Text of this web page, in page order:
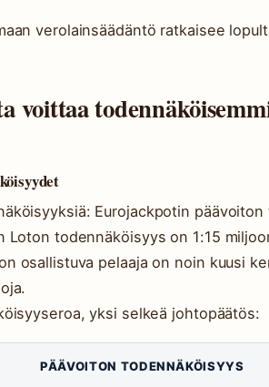
verolainsäädäntö ratkaisee
voittaa
Eurojackpotin
Loton todennäköisyys on 1:15
osallistuva pelaaja on noin kuusi
yksi selkeä johtopäätös:
PÄÄVOITON TODENNÄKÖISYYS